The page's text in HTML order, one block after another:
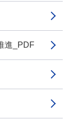
進_PDF